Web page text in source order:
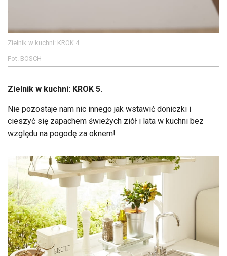
Zielnik w kuchni: KROK 4.
Fot. BOSCH
Zielnik w kuchni: KROK 5.
Nie pozostaje nam nic innego jak wstawić doniczki i
cieszyć się zapachem świeżych ziół i lata w kuchni bez
względu na pogodę za oknem!